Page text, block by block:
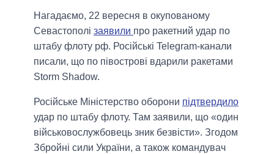
Нагадаємо, 22 вересня в окупованому
Севастополі заявили про ракетний удар по
штабу флоту рф. Російські Telegram-канали
писали, що по півострові вдарили ракетами
Storm Shadow.
Російське Міністерство оборони підтвердило
удар по штабу флоту. Там заявили, що «один
військовослужбовець зник безвісти». Згодом
Збройні сили України, а також командувач